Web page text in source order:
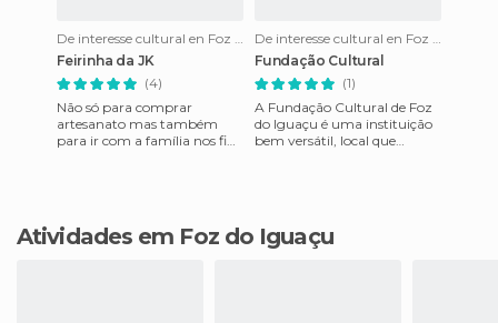
De interesse cultural en Foz do Iguaçu
Feirinha da JK
(4)
Não só para comprar
artesanato mas também
para ir com a família nos fins
De interesse cultural en Foz do Iguaçu
Fundação Cultural
(1)
A Fundação Cultural de Foz
do Iguaçu é uma instituição
bem versátil, local que
Atividades em Foz do Iguaçu